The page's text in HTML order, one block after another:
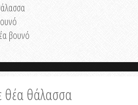
βουνό
θέα θάλασσα